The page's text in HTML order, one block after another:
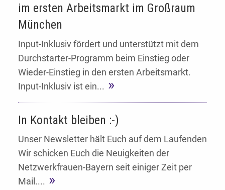
im ersten Arbeitsmarkt im Großraum
München
Input-Inklusiv fördert und unterstützt mit dem
Durchstarter-Programm beim Einstieg oder
Wieder-Einstieg in den ersten Arbeitsmarkt.
Input-Inklusiv ist ein...
In Kontakt bleiben :-)
Unser Newsletter hält Euch auf dem Laufenden
Wir schicken Euch die Neuigkeiten der
Netzwerkfrauen-Bayern seit einiger Zeit per
Mail....